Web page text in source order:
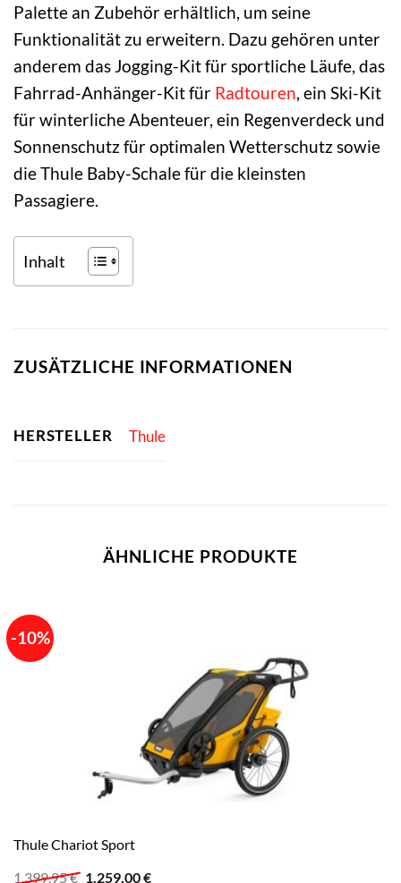
Palette an Zubehör erhältlich, um seine
Funktionalität zu erweitern. Dazu gehören unter
anderem das Jogging-Kit für sportliche Läufe, das
Fahrrad-Anhänger-Kit für Radtouren , ein Ski-Kit
für winterliche Abenteuer, ein Regenverdeck und
Sonnenschutz für optimalen Wetterschutz sowie
die Thule Baby-Schale für die kleinsten
Passagiere.
Inhalt
ZUSÄTZLICHE INFORMATIONEN
HERSTELLER Thule
ÄHNLICHE PRODUKTE
-10%
Thule Chariot Sport
1.399,95€ Ursprünglicher
1.259,00€Aktueller